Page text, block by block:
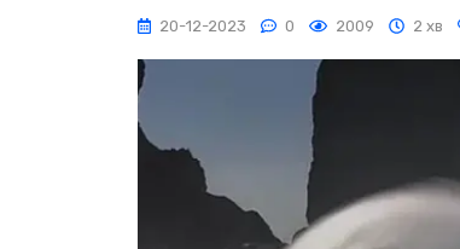
20-12-2023 0 2009 2 хв